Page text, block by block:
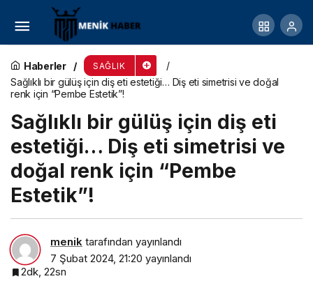
Haberler SAĞLIK
Sağlıklı bir gülüş için diş eti estetiği… Diş eti simetrisi ve doğal
renk için “Pembe Estetik”!
Sağlıklı bir gülüş için diş eti
estetiği… Diş eti simetrisi ve
doğal renk için “Pembe
Estetik”!
menik tarafından yayınlandı
7 Şubat 2024, 21:20 yayınlandı
2dk, 22sn
Evcil Dostları Stresten Koruyacak 6 İpucu